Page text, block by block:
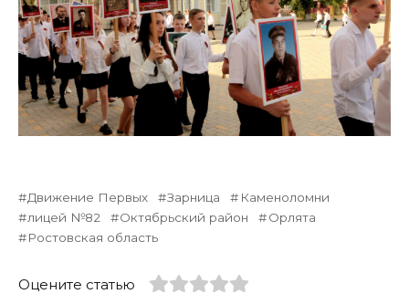
Движение Первых Зарница
Каменоломни
лицей №82
Октябрьский район
Орлята
Ростовская область
Оцените статью